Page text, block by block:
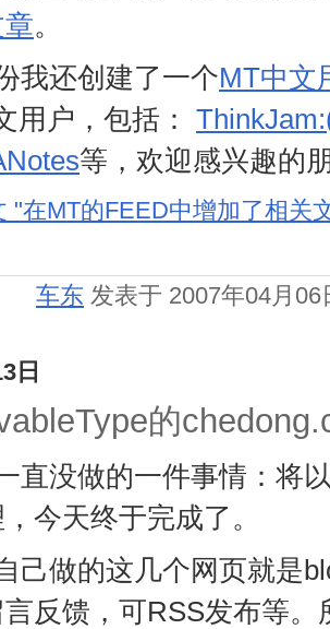
。
我还创建了一个MT中文
用户，包括：
等，欢迎感兴趣的
"在MT的FEED中增加了相关
车东 发表于 2007年04月
日
的
直没做的一件事情：将
今天终于完成了。
己做的这几个网页就是
反馈，可RSS发布等